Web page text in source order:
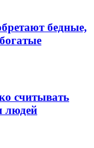
бедные,
считывать
людей